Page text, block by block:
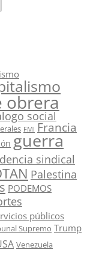
obrera
social
FMI Francia
guerra
sindical
Palestina
PODEMOS
públicos
Supremo Trump
Venezuela